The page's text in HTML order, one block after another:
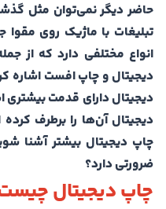
حاضر دیگر نمی‌توان مثل
تبلیغات با ماژیک روی
انواع مختلفی دارد که از
دیجیتال و چاپ افست اشاره
دیجیتال دارای قدمت
دیجیتال آن‌ها را برطرف
چاپ دیجیتال بیشتر آشنا
ضرورتی دارد؟
چاپ دیجیتال